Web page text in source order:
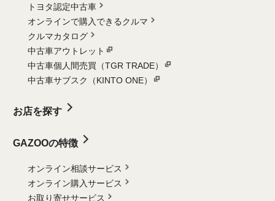
トヨタ認定中古車
オンラインで購入できるクルマ
クルマカタログ
中古車アウトレット
中古車個人間売買（TGR TRADE）
中古車サブスク（KINTO ONE）
お店を探す
GAZOOの特徴
オンライン相談サービス
オンライン購入サービス
お取り寄せサービス